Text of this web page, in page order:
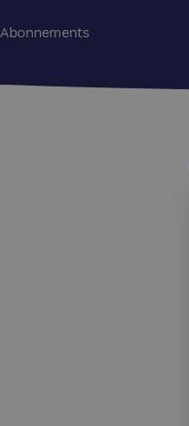
Abonnements